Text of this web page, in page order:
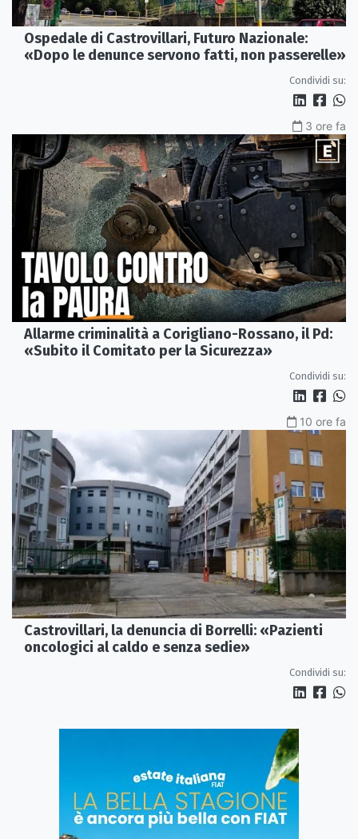
Ospedale di Castrovillari, Futuro Nazionale:
«Dopo le denunce servono fatti, non passerelle»
Condividi su:
3 ore fa
Allarme criminalità a Corigliano-Rossano, il Pd:
«Subito il Comitato per la Sicurezza»
Condividi su:
10 ore fa
Castrovillari, la denuncia di Borrelli: «Pazienti
oncologici al caldo e senza sedie»
Condividi su: